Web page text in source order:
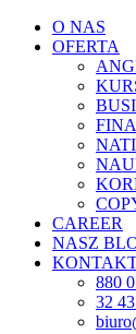
O NAS
OFERTA
CAREER
NASZ
880
32